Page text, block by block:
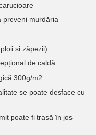
preveni murdăria
și zăpezii)
de caldă
300g/m2
se poate desface cu
poate fi trasă în jos